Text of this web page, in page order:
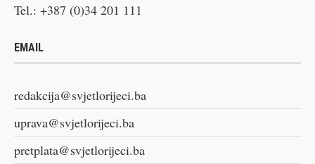
Tel.: +387 (0)34 201 111
EMAIL
redakcija@svjetlorijeci.ba
uprava@svjetlorijeci.ba
pretplata@svjetlorijeci.ba